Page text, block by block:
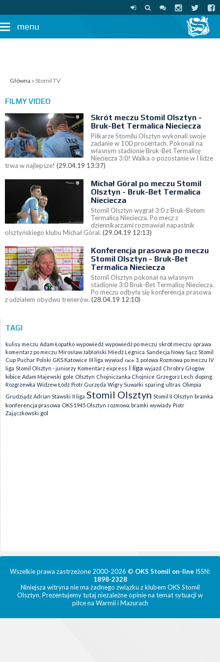
menu
Główna » Stomil TV
FILMY VIDEO
Skrót meczu Stomil Olsztyn -
Bruk-Bet Termalica Nieciecza
Piłkarze Stomilu Olsztyn wykonali swoje
zadanie w 100 procentach. Pokonali na
własnym stadionie Bruk-Bet Termalicę
Nieciecza 3:0! Walka o pozostanie w I lidze
trwa w najlepsze! (29.04.19 13:37)
Michał Góral po meczu Stomil
Olsztyn - Bruk-Bet Termalica
Nieciecza
Stomil Olsztyn wygrał 3:0 z Bruk-Betem
Termalicą Nieciecza. Po mecz z
dziennikarzami rozmawiał napastnik
olsztyńskiego klubu Michał Góral. (29.04.19 12:13)
Konferencja prasowa po meczu
Stomil Olsztyn - Bruk-Bet
Termalica Nieciecza
Stomil Olsztyn pokonał na własnym
stadionie 3:0 Bruk-Bet Termalicę Nieciecza.
Po meczu odbyła się konferencja prasowa
z udziałem obydwu trenerów. (28.04.19 12:10)
TAGI
kulisy meczu Adam Łopatko wypowiedź wypowiedź po meczu skrót meczu oprawa
komentarz po meczu Mirosław Jabłoński Miedź Legnica Sandecja Nowy Sącz Stomil
Cup Puchar Polski GKS Katowice III liga wywiad race 3. połowa Rozmowa po meczu IV
liga Stomil Olsztyn - juniorzy Komentarz express I liga wyjazd Chrobry Głogów
kibice Adam Majewski gole Olsztyn Chojniczanka Chojnice Grzegorz Lech doping
Rozgrzewka Widzew Łódź Piotr Gurzęda Wigry Suwałki sparing ultras Olimpia
Grudziądz Adrian Stawski II liga Stomil Olsztyn Stomil II Olsztyn bramka
konferencja prasowa OKS 1945 Olsztyn rozmowa bramki wywiady Piotr
Zajączkowski gol
Wszelkie prawa zastrzeżone 2000-2026 © OKS Stomil on-line ISSN:
1898-2328
Niniejsza witryna nie ma żadnego związku z klubem OKS Stomil
Olsztyn. Prezentujemy tutaj niezależne opinie na temat sytuacji w
piłce na Warmii i Mazurach